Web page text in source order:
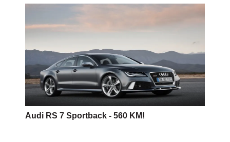
Audi RS 7 Sportback - 560 KM!